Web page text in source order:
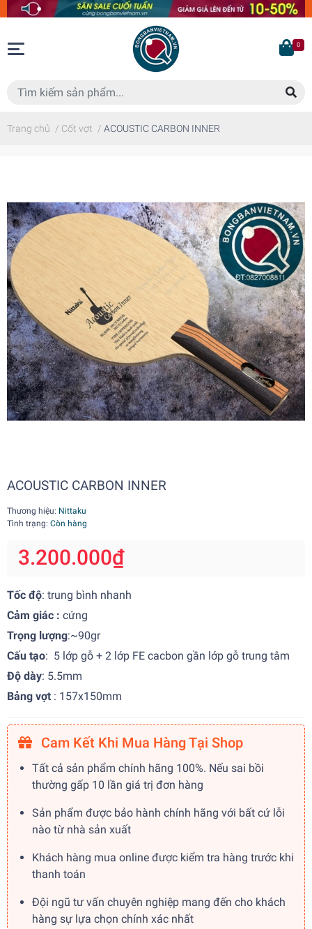
0
Trang chủ / Cốt vợt / ACOUSTIC CARBON INNER
ACOUSTIC CARBON INNER
Thương hiệu: Nittaku
Tình trạng: Còn hàng
3.200.000₫
Tốc độ: trung bình nhanh
Cảm giác : cứng
Trọng lượng:~90gr
Cấu tạo: 5 lớp gỗ + 2 lớp FE cacbon gần lớp gỗ trung tâm
Độ dày: 5.5mm
Bảng vợt : 157x150mm
Cam Kết Khi Mua Hàng Tại Shop
Tất cả sản phẩm chính hãng 100%. Nếu sai bồi
thường gấp 10 lần giá trị đơn hàng
Sản phẩm được bảo hành chính hãng với bất cứ lỗi
nào từ nhà sản xuất
Khách hàng mua online được kiểm tra hàng trước khi
thanh toán
Đội ngũ tư vấn chuyên nghiệp mang đến cho khách
hàng sự lựa chọn chính xác nhất